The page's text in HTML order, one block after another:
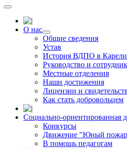
О нас
Общие сведения
Устав
История ВДПО в
Руководство и
Местные отделения
Наши достижения
Лицензии и
Как стать добровольцем
Социально-ориентированная
Конкурсы
Движение "Юный
В помощь педагогам